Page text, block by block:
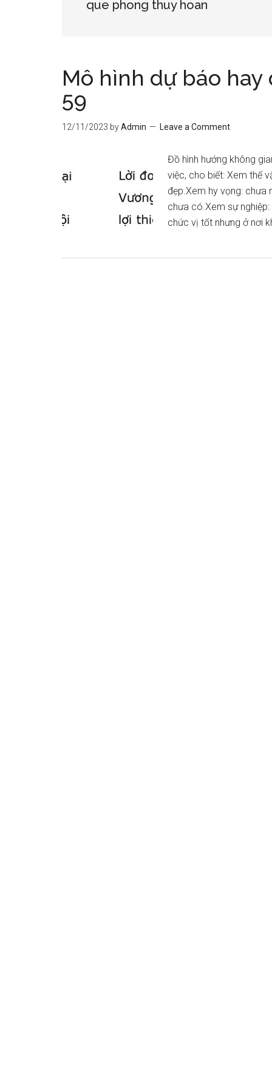
que phong thuy hoan
Mô hình dự báo hay
59
12/11/2023 byAdmin Leave a Comment
Đồ hình hướng không
việc, cho biết: Xem thế
đẹp.Xem hy vọng: chưa
chưa có.Xem sự
chức vị tốt nhưng ở nơi